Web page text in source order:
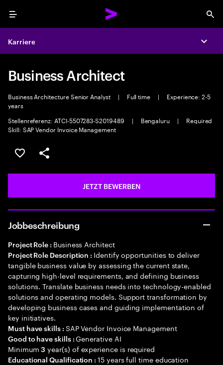
Menu
Karriere
Business Architect
Business Architecture Senior Analyst | Full time |
Experience: 2-5
years
Stellenreferenz: ATCI-5507283-S2019489
| Bengaluru |
Required
Skill: SAP Vendor Invoice Management
JOB SPEICHERN
Teilen
JETZT BEWERBEN
Jobbeschreibung
Project Role : Business Architect
Project Role Description : Identify opportunities to deliver
tangible business value by assessing the current state,
capturing high-level requirements, and defining business
solutions. Translate business needs into technology-enabled
solutions and operating models. Support transformation by
developing business cases and guiding implementation of
key initiatives.
Must have skills : SAP Vendor Invoice Management
Good to have skills :Generative AI
Minimum3 year(s) of experience is required
Educational Qualification :15 years full time education